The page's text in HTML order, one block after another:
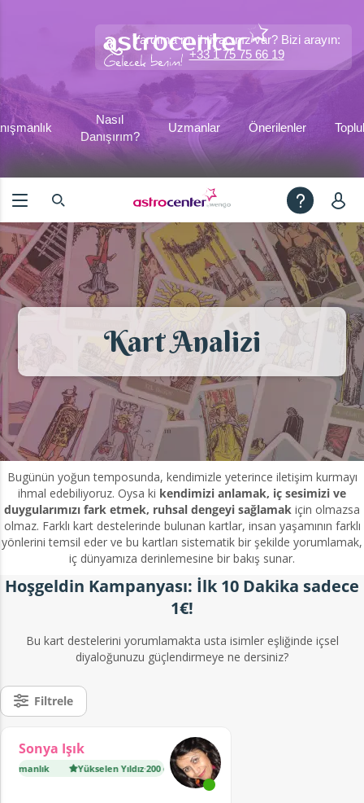
Yardıma mı ihtiyacınız var? Bizi arayın:
+33 1 75 75 66 19
Nasıl
Danışırım?
Uzmanlar Önerilenler
Kart Analizi
Bugünün yoğun temposunda, kendimizle yeterince iletişim kurmayı
ihmal edebiliyoruz. Oysa ki kendimizi anlamak, iç sesimizi ve
duygularımızı fark etmek, ruhsal dengeyi sağlamak için olmazsa
olmaz. Farklı kart destelerinde bulunan kartlar, insan yaşamının farklı
yönlerini temsil eder ve bu kartları sistematik bir şekilde yorumlamak,
iç dünyamıza derinlemesine bir bakış sunar.
Hoşgeldin Kampanyası: İlk 10 Dakika sadece
1€!
Bu kart destelerini yorumlamakta usta isimler eşliğinde içsel
diyaloğunuzu güçlendirmeye ne dersiniz?
Filtrele
Sonya Işık
Yükselen Yıldız·200 danışmanlık